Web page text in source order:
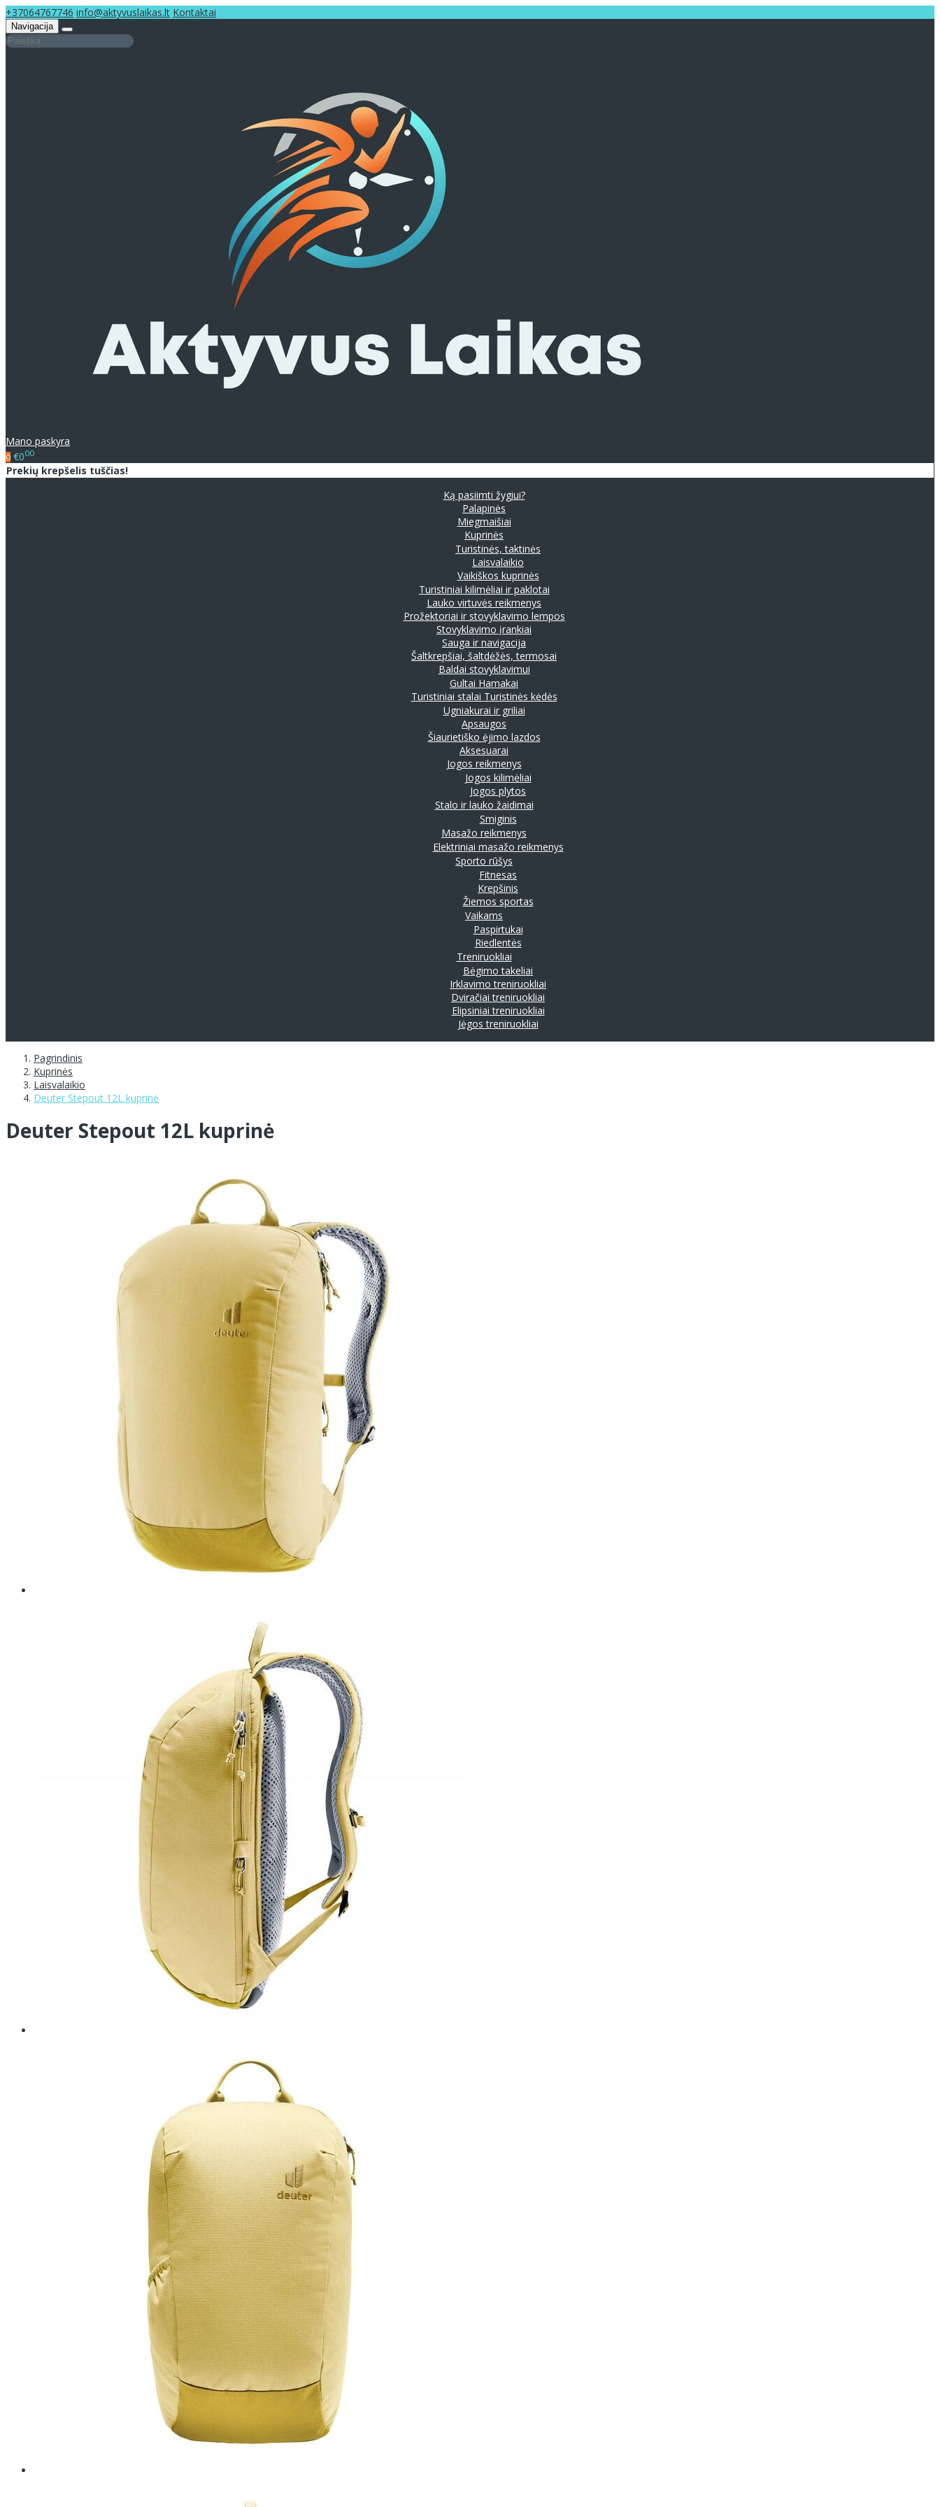
+37064767746 info@aktyvuslaikas.lt Kontaktai
Navigacija
Mano paskyra
0 €000
Prekių krepšelis tuščias!
Ką pasiimti žygiui?
Palapinės
Miegmaišiai
Kuprinės
Turistinės, taktinės
Laisvalaikio
Vaikiškos kuprinės
Turistiniai kilimėliai ir paklotai
Lauko virtuvės reikmenys
Prožektoriai ir stovyklavimo lempos
Stovyklavimo įrankiai
Sauga ir navigacija
Šaltkrepšiai, šaltdėžės, termosai
Baldai stovyklavimui
Gultai Hamakai
Turistiniai stalai Turistinės kėdės
Ugniakurai ir griliai
Apsaugos
Šiaurietiško ėjimo lazdos
Aksesuarai
Jogos reikmenys
Jogos kilimėliai
Jogos plytos
Stalo ir lauko žaidimai
Smiginis
Masažo reikmenys
Elektriniai masažo reikmenys
Sporto rūšys
Fitnesas
Krepšinis
Žiemos sportas
Vaikams
Paspirtukai
Riedlentės
Treniruokliai
Bėgimo takeliai
Irklavimo treniruokliai
Dviračiai treniruokliai
Elipsiniai treniruokliai
Jėgos treniruokliai
Pagrindinis
Kuprinės
Laisvalaikio
Deuter Stepout 12L kuprinė
Deuter Stepout 12L kuprinė